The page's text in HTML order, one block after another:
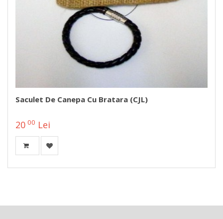
Saculet De Canepa Cu Bratara (CJL)
20 00 Lei